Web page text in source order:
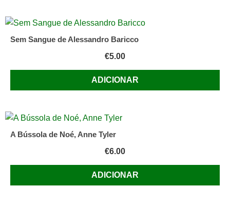
Sem Sangue de Alessandro Baricco
€5.00
ADICIONAR
A Bússola de Noé, Anne Tyler
€6.00
ADICIONAR